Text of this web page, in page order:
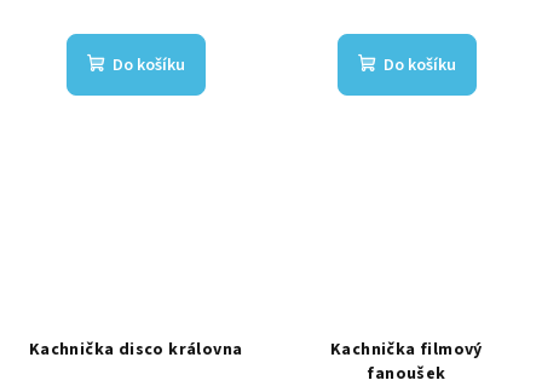
Do košíku Do košíku
Kachnička disco královna
Kachnička filmový
fanoušek